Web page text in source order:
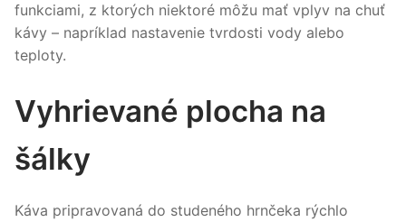
funkciami, z ktorých niektoré môžu mať vplyv na chuť
kávy – napríklad nastavenie tvrdosti vody alebo
teploty.
Vyhrievané plocha na
šálky
Káva pripravovaná do studeného hrnčeka rýchlo